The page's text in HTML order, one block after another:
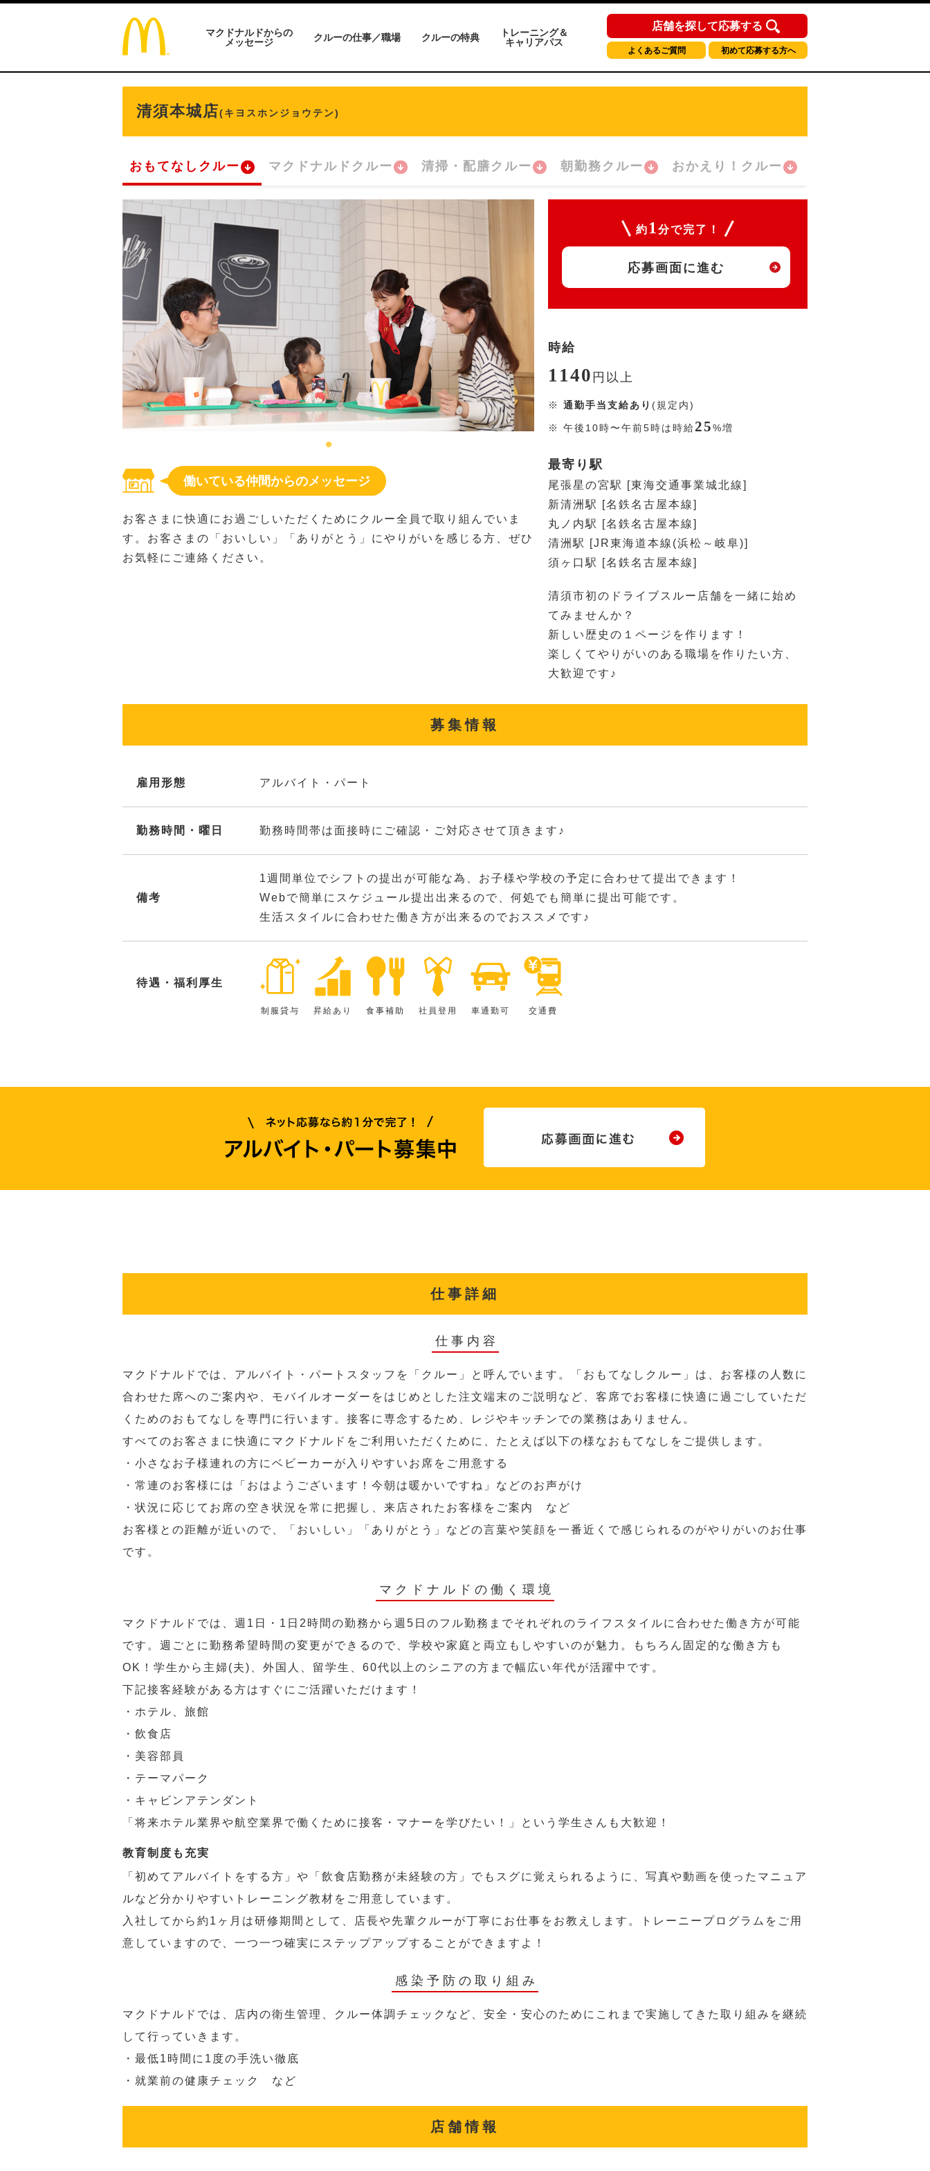
マクドナルドからの
メッセージ
クルーの仕事／職場 クルーの特典
トレーニング＆
キャリアパス
店舗を探して応募する
よくあるご質問 初めて応募する方へ
清須本城店(キヨスホンジョウテン)
おもてなしクルー マクドナルドクルー 清掃・配膳クルー 朝勤務クルー おかえり！クルー
働いている仲間からのメッセージ
お客さまに快適にお過ごしいただくためにクルー全員で取り組んでいま
す。お客さまの「おいしい」「ありがとう」にやりがいを感じる方、ぜひ
お気軽にご連絡ください。
約 1 分で完了！
応募画面に進む
時給
1140 円 以上
※ 通勤手当支給あり (規定内)
※ 午後10時〜午前5時は時給25%増
最寄り駅
尾張星の宮駅 [東海交通事業城北線]
新清洲駅 [名鉄名古屋本線]
丸ノ内駅 [名鉄名古屋本線]
清洲駅 [JR東海道本線(浜松～岐阜)]
須ヶ口駅 [名鉄名古屋本線]
清須市初のドライブスルー店舗を一緒に始め
てみませんか？
新しい歴史の１ページを作ります！
楽しくてやりがいのある職場を作りたい方、
大歓迎です♪
募集情報
雇用形態 アルバイト・パート
勤務時間・曜日 勤務時間帯は面接時にご確認・ご対応させて頂きます♪
備考
1週間単位でシフトの提出が可能な為、お子様や学校の予定に合わせて提出できます！
Webで簡単にスケジュール提出出来るので、何処でも簡単に提出可能です。
生活スタイルに合わせた働き方が出来るのでおススメです♪
待遇・福利厚生
制服貸与 昇給あり 食事補助 社員登用 車通勤可 交通費
仕事詳細
仕事内容
マクドナルドでは、アルバイト・パートスタッフを「クルー」と呼んでいます。「おもてなしクルー」は、お客様の人数に
合わせた席へのご案内や、モバイルオーダーをはじめとした注文端末のご説明など、客席でお客様に快適に過ごしていただ
くためのおもてなしを専門に行います。接客に専念するため、レジやキッチンでの業務はありません。
すべてのお客さまに快適にマクドナルドをご利用いただくために、たとえば以下の様なおもてなしをご提供します。
・小さなお子様連れの方にベビーカーが入りやすいお席をご用意する
・常連のお客様には「おはようございます！今朝は暖かいですね」などのお声がけ
・状況に応じてお席の空き状況を常に把握し、来店されたお客様をご案内 など
お客様との距離が近いので、「おいしい」「ありがとう」などの言葉や笑顔を一番近くで感じられるのがやりがいのお仕事
です。
マクドナルドの働く環境
マクドナルドでは、週1日・1日2時間の勤務から週5日のフル勤務までそれぞれのライフスタイルに合わせた働き方が可能
です。週ごとに勤務希望時間の変更ができるので、学校や家庭と両立もしやすいのが魅力。もちろん固定的な働き方も
OK！学生から主婦(夫)、外国人、留学生、60代以上のシニアの方まで幅広い年代が活躍中です。
下記接客経験がある方はすぐにご活躍いただけます！
・ホテル、旅館
・飲食店
・美容部員
・テーマパーク
・キャビンアテンダント
「将来ホテル業界や航空業界で働くために接客・マナーを学びたい！」という学生さんも大歓迎！
教育制度も充実
「初めてアルバイトをする方」や「飲食店勤務が未経験の方」でもスグに覚えられるように、写真や動画を使ったマニュア
ルなど分かりやすいトレーニング教材をご用意しています。
入社してから約1ヶ月は研修期間として、店長や先輩クルーが丁寧にお仕事をお教えします。トレーニープログラムをご用
意していますので、一つ一つ確実にステップアップすることができますよ！
感染予防の取り組み
マクドナルドでは、店内の衛生管理、クルー体調チェックなど、安全・安心のためにこれまで実施してきた取り組みを継続
して行っていきます。
・最低1時間に1度の手洗い徹底
・就業前の健康チェック など
店舗情報